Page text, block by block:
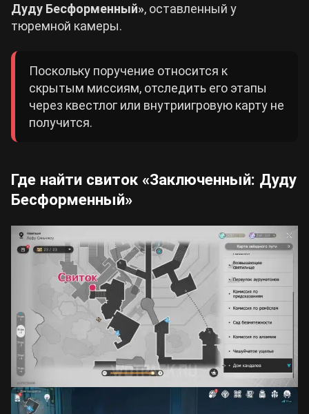
Дуду Бесформенный», оставленный у
тюремной камеры.
Поскольку поручение относится к
скрытым миссиям, отследить его этапы
через квестлог или внутриигровую карту не
получится.
Где найти свиток «Заключенный: Дуду
Бесформенный»